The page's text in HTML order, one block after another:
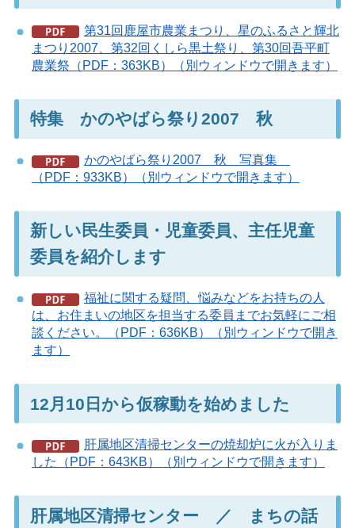
第31回鹿屋市農業まつり、星のふるさと輝北
まつり2007、第32回くしら黒土祭り、第30回吾平町
農業祭（PDF：363KB）（別ウィンドウで開きます）
特集 かのやばら祭り2007 秋
かのやばら祭り2007 秋 写真集
（PDF：933KB）（別ウィンドウで開きます）
新しい民生委員・児童委員、主任児童
委員を紹介します
福祉に関する疑問、悩みなどをお持ちの人
は、お住まいの地区を担当する委員までお気軽にご相
談ください。（PDF：636KB）（別ウィンドウで開き
ます）
12月10日から仮稼動を始めました
肝属地区清掃センターの焼却炉に火が入りま
した（PDF：643KB）（別ウィンドウで開きます）
肝属地区清掃センター ／ まちの話